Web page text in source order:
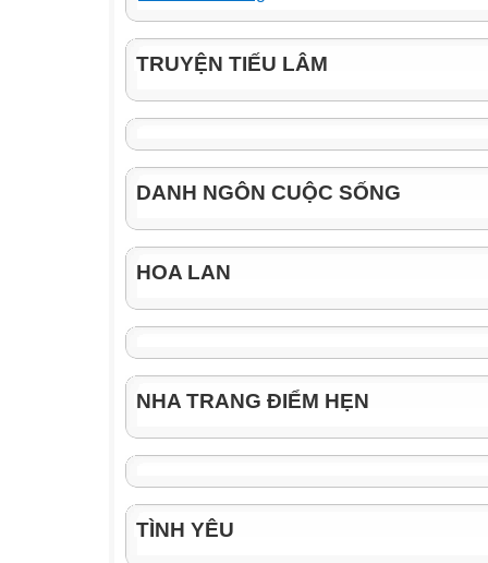
TRUYỆN TIẾU LÂM
DANH NGÔN CUỘC SỐNG
HOA LAN
NHA TRANG ĐIỂM HẸN
TÌNH YÊU